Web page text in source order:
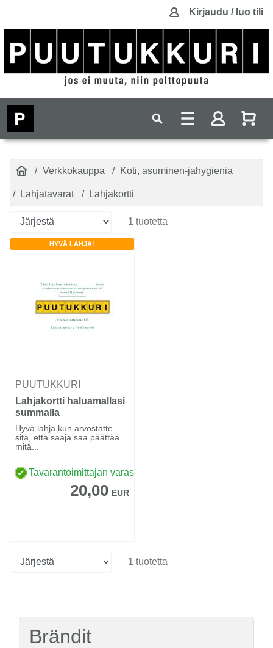
Kirjaudu / luo tili
Verkkokauppa Koti, asuminen-jahygienia
Lahjatavarat Lahjakortti
1 tuotetta
HYVÄ LAHJA!
PUUTUKKURI
Lahjakortti haluamallasi
summalla
Hyvä lahja kun arvostatte
sitä, että saaja saa päättää
mitä...
Tavarantoimittajan varastossa
20,00 EUR
1 tuotetta
Brändit